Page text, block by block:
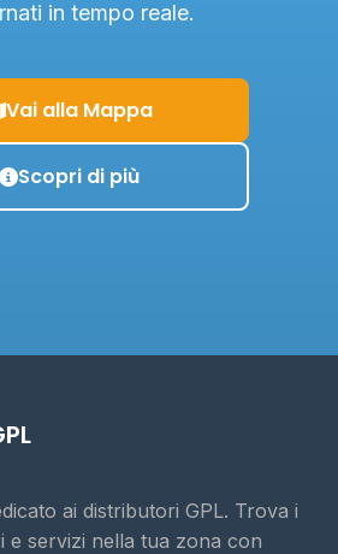
in tempo reale.
Vai alla Mappa
Scopri di più
ai distributori GPL. Trova i
e servizi nella tua zona con